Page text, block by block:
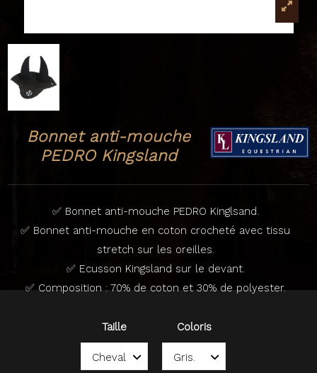
Bonnet anti-mouche
PEDRO Kingsland
✅ Bonnet anti-mouche PEDRO Kinglsand.
✅ Bonnet anti-mouche en coton crocheté avec tissu
stretch sur les oreilles.
✅ Ecusson Kingsland sur le devant.
✅ Composition : 70% de coton et 30% de polyester.
Taille Coloris